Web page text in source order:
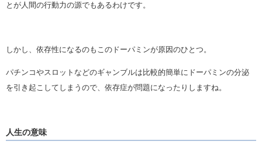
とが人間の行動力の源でもあるわけです。
しかし、依存性になるのもこのドーパミンが原因のひとつ。
パチンコやスロットなどのギャンブルは比較的簡単にドーパミンの分泌
を引き起こしてしまうので、依存症が問題になったりしますね。
人生の意味